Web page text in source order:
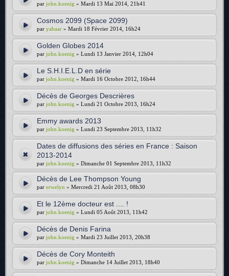
par john.koenig » Mardi 13 Mai 2014, 21h41
Cosmos 2099 (Space 2099)
par yabaar » Mardi 18 Février 2014, 16h24
Golden Globes 2014
par john.koenig » Lundi 13 Janvier 2014, 12h04
Le S.H.I.E.L.D en série
par john.koenig » Mardi 16 Octobre 2012, 16h44
Décès de Georges Descrières
par john.koenig » Lundi 21 Octobre 2013, 16h24
Emmy awards 2013
par john.koenig » Lundi 23 Septembre 2013, 11h32
Dates de diffusions des séries en France : Saison
2013-2014
par john.koenig » Dimanche 01 Septembre 2013, 11h32
Décès de Lee Thompson Young
par erwelyn » Mercredi 21 Août 2013, 08h30
Et le 12ème docteur est .... !
par john.koenig » Lundi 05 Août 2013, 11h42
Décès de Denis Farina
par john.koenig » Mardi 23 Juillet 2013, 20h38
Décès de Cory Monteith
par john.koenig » Dimanche 14 Juillet 2013, 18h40